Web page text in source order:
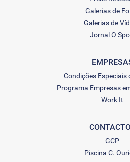
Galerias de
Galerias de
Jornal O
Condições Especiais
Programa Empresas
Work It
GCP
Piscina C.